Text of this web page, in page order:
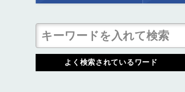
よく検索されているワード